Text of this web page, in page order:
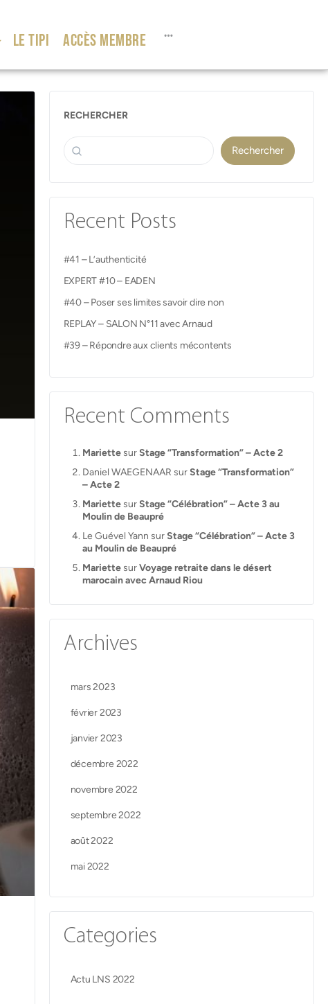
LE TIPI ACCÈS MEMBRE
RECHERCHER
Rechercher
Recent Posts
#41 – L’authenticité
EXPERT #10 – EADEN
#40 – Poser ses limites savoir dire non
REPLAY – SALON N°11 avec Arnaud
#39 – Répondre aux clients mécontents
Recent Comments
Mariettesur Stage “Transformation” – Acte 2
Daniel WAEGENAAR sur Stage “Transformation”
– Acte 2
Mariettesur Stage “Célébration” – Acte 3 au
Moulin de Beaupré
Le Guével Yann sur Stage “Célébration” – Acte 3
au Moulin de Beaupré
MariettesurVoyage retraite dans le désert
marocain avec Arnaud Riou
Archives
mars 2023
février 2023
janvier 2023
décembre 2022
novembre 2022
septembre 2022
août 2022
mai 2022
Categories
Actu LNS 2022